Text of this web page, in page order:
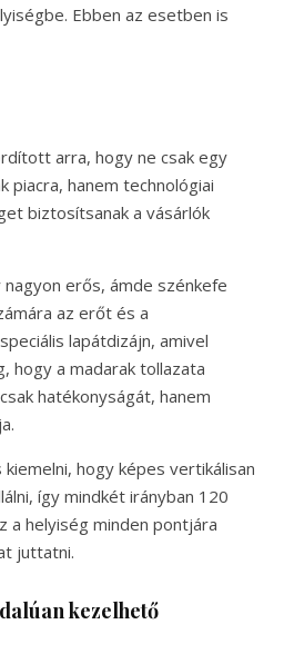
Ebben az esetben is
arra, hogy ne csak egy
piacra, hanem technológiai
biztosítsanak a vásárlók
erős, ámde szénkefe
az erőt és a
lapátdizájn, amivel
hogy a madarak tollazata
hatékonyságát, hanem
hogy képes vertikálisan
így mindkét irányban 120
a helyiség minden pontjára
juttatni.
kezelhető